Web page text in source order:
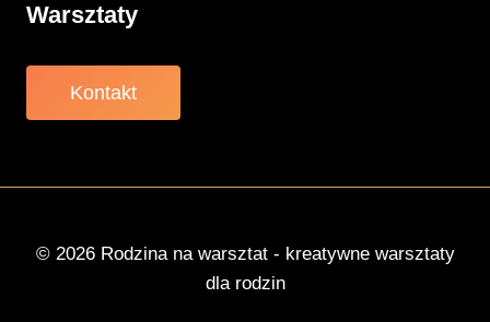
Warsztaty
Kontakt
© 2026 Rodzina na warsztat - kreatywne warsztaty
dla rodzin